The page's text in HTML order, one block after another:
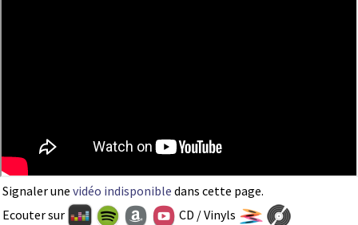
Signaler une vidéo indisponible dans cette page.
Ecouter sur
CD / Vinyls